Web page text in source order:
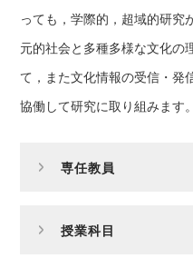
っても，学際的，超域的研究
元的社会と多種多様な文化の
て，また文化情報の受信・発
協働して研究に取り組みます。
専任教員
授業科目